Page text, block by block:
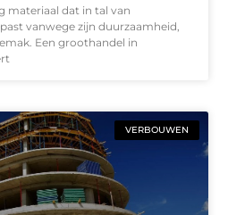
materiaal dat in tal van
vanwege zijn duurzaamheid,
Een groothandel in
VERBOUWEN